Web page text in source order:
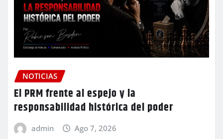
NOTICIAS
El PRM frente al espejo y la
responsabilidad histórica del poder
admin Ago 7, 2026